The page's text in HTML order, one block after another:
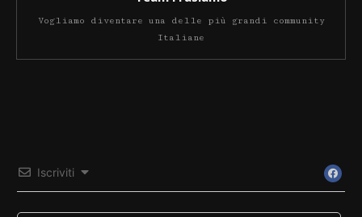
Vogliamo diventare una delle più grandi community
Italiane
Iscriviti